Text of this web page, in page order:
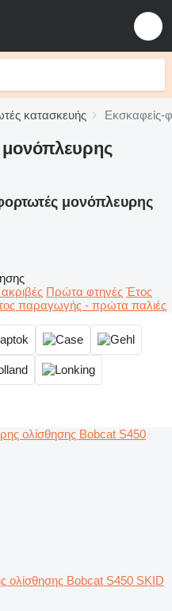
κατασκευής Εκσκαφείς-
μονόπλευρης
Πρώτα φτηνές Έτος
παραγωγής - πρώτα παλιές
ολίσθησης Bobcat S450 SKID